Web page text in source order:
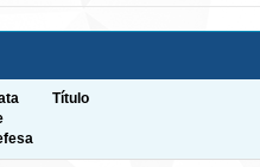
Título